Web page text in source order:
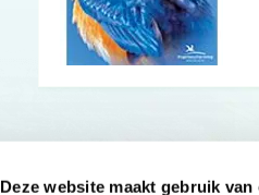
Deze website maakt gebruik van